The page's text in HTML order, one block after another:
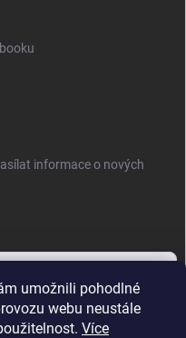
umožnili pohodlné
webu neustále
Více
informace o nových
ochrany osobních údajů